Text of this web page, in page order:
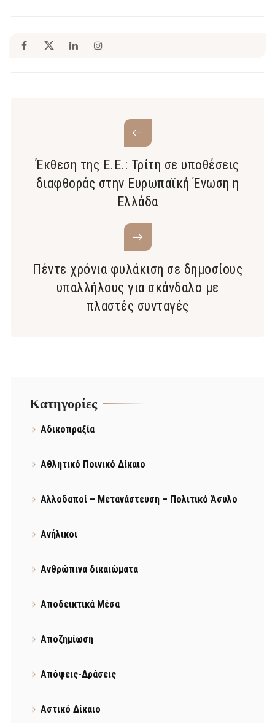
Έκθεση της Ε.Ε.: Τρίτη σε υποθέσεις
διαφθοράς στην Ευρωπαϊκή Ένωση η
Ελλάδα
Πέντε χρόνια φυλάκιση σε δημοσίους
υπαλλήλους για σκάνδαλο με
πλαστές συνταγές
Kατηγορίες
Αδικοπραξία
Αθλητικό Ποινικό Δίκαιο
Αλλοδαποί – Μετανάστευση – Πολιτικό Άσυλο
Ανήλικοι
Ανθρώπινα δικαιώματα
Αποδεικτικά Μέσα
Αποζημίωση
Απόψεις-Δράσεις
Αστικό Δίκαιο